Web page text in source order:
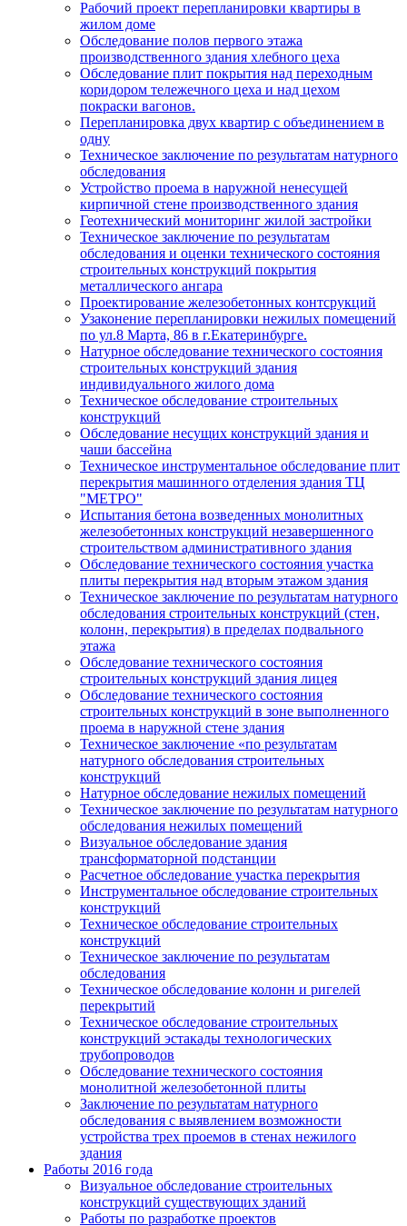
Рабочий проект перепланировки квартиры в
жилом доме
Обследование полов первого этажа
производственного здания хлебного цеха
Обследование плит покрытия над переходным
коридором тележечного цеха и над цехом
покраски вагонов.
Перепланировка двух квартир с объединением в
одну
Техническое заключение по результатам натурного
обследования
Устройство проема в наружной ненесущей
кирпичной стене производственного здания
Геотехнический мониторинг жилой застройки
Техническое заключение по результатам
обследования и оценки технического состояния
строительных конструкций покрытия
металлического ангара
Проектирование железобетонных контсрукций
Узаконение перепланировки нежилых помещений
по ул.8 Марта, 86 в г.Екатеринбурге.
Натурное обследование технического состояния
строительных конструкций здания
индивидуального жилого дома
Техническое обследование строительных
конструкций
Обследование несущих конструкций здания и
чаши бассейна
Техническое инструментальное обследование плит
перекрытия машинного отделения здания ТЦ
"МЕТРО"
Испытания бетона возведенных монолитных
железобетонных конструкций незавершенного
строительством административного здания
Обследование технического состояния участка
плиты перекрытия над вторым этажом здания
Техническое заключение по результатам натурного
обследования строительных конструкций (стен,
колонн, перекрытия) в пределах подвального
этажа
Обследование технического состояния
строительных конструкций здания лицея
Обследование технического состояния
строительных конструкций в зоне выполненного
проема в наружной стене здания
Техническое заключение «по результатам
натурного обследования строительных
конструкций
Натурное обследование нежилых помещений
Техническое заключение по результатам натурного
обследования нежилых помещений
Визуальное обследование здания
трансформаторной подстанции
Расчетное обследование участка перекрытия
Инструментальное обследование строительных
конструкций
Техническое обследование строительных
конструкций
Техническое заключение по результатам
обследования
Техническое обследование колонн и ригелей
перекрытий
Техническое обследование строительных
конструкций эстакады технологических
трубопроводов
Обследование технического состояния
монолитной железобетонной плиты
Заключение по результатам натурного
обследования с выявлением возможности
устройства трех проемов в стенах нежилого
здания
Работы 2016 года
Визуальное обследование строительных
конструкций существующих зданий
Работы по разработке проектов